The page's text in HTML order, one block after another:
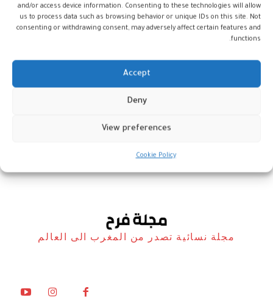
and/or access device information. Consenting to these technologies will allow
us to process data such as browsing behavior or unique IDs on this site. Not
consenting or withdrawing consent, may adversely affect certain features and
functions.
Accept
Deny
View preferences
Cookie Policy
فنانون مغاربة يترشحون للمنافسة
مجلة نسائية تصدر من المغرب الى العالم